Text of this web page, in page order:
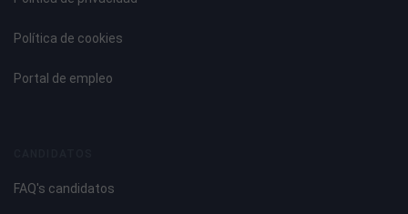
Política de cookies
Portal de empleo
FAQ's candidatos